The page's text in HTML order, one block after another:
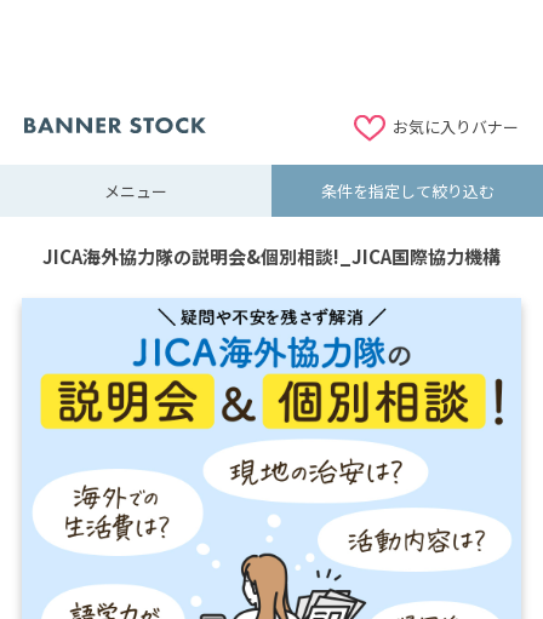
お気に入りバナー
メニュー 条件を指定して絞り込む
JICA海外協力隊の説明会&個別相談!_JICA国際協力機構